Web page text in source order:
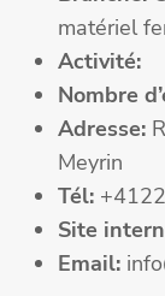
matériel
Activité:
Nombre
Adresse:
Meyrin
Tél:
Site
Email: